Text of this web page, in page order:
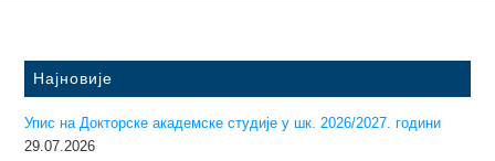
Најновије
Упис на Докторске академске студије у шк. 2026/2027. години
29.07.2026